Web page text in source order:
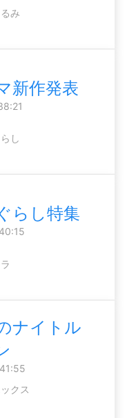
み
新作発表
し
らし特集
ナイトル
クス